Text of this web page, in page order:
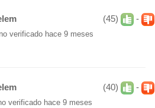
(45) -
verificado hace 9 meses
(40) -
verificado hace 9 meses